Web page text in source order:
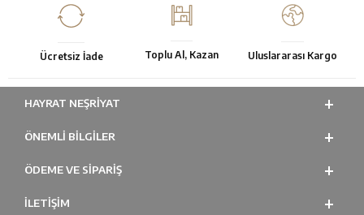
Ücretsiz İade Toplu Al, Kazan Uluslararası Kargo
HAYRAT NEŞRIYAT
ÖNEMLI BILGILER
ÖDEME VE SİPARİŞ
İLETİŞİM